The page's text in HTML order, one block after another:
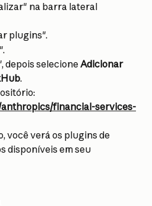
na barra lateral
plugins".
depois selecione Adicionar
.
financial-services-
você verá os plugins de
disponíveis em seu